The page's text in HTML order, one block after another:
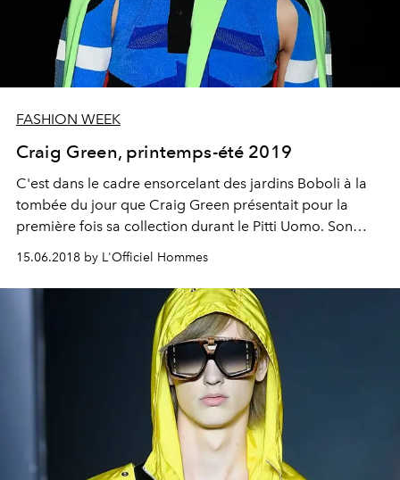
FASHION WEEK
Craig Green, printemps-été 2019
C'est dans le cadre ensorcelant des jardins Boboli à la
tombée du jour que Craig Green présentait pour la
première fois sa collection durant le Pitti Uomo. Son
plus romancée, comme le récit d'un enfant partant en
vacances pour la première fois. Imaginées comme une
armure chamarrée et fluide, les silhouettes ondulent au
contact de la légère brise, peignant le portrait d'une
jeunesse romantique mais émancipée.
15.06.2018 by L'Officiel Hommes